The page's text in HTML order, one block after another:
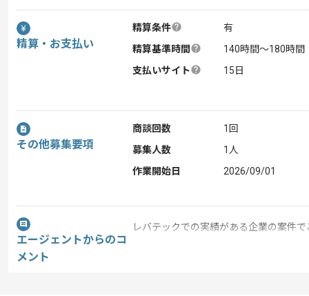
精算・お支払い
精算条件
有
精算基準時間
140時間〜180時間
支払いサイト
15日
その他募集要項
商談回数
1回
募集人数
1人
作業開始日
2026/09/01
エージェントからのコ
メント
レバテックでの実績がある企業の案件